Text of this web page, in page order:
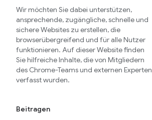
Wir möchten Sie dabei unterstützen,
ansprechende, zugängliche, schnelle und
sichere Websites zu erstellen, die
browserübergreifend und für alle Nutzer
funktionieren. Auf dieser Website finden
Sie hilfreiche Inhalte, die von Mitgliedern
des Chrome-Teams und externen Experten
verfasst wurden.
Beitragen